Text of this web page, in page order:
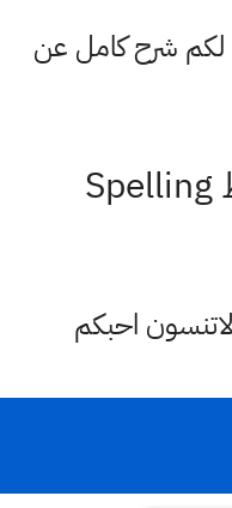
شرح كامل عن
احبكم